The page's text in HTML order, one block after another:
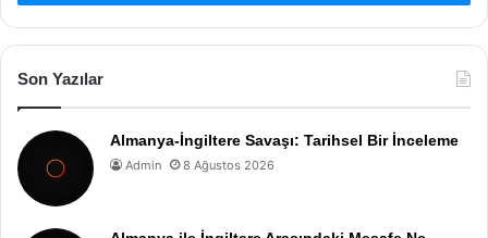
Son Yazılar
Almanya-İngiltere Savaşı: Tarihsel Bir İnceleme
Admin 8 Ağustos 2026